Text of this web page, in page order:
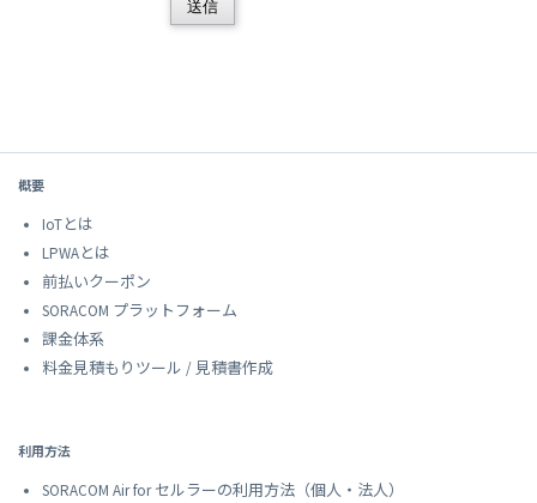
送信
概要
IoTとは
LPWAとは
前払いクーポン
SORACOM プラットフォーム
課金体系
料金見積もりツール / 見積書作成
利用方法
SORACOM Air for セルラーの利用方法（個人・法人）